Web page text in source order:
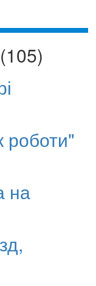
(105)
роботи"
на